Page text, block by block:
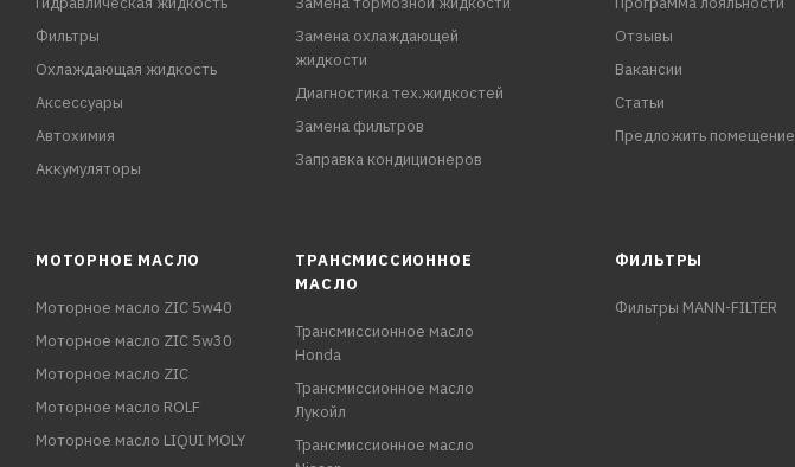
Фильтры
Охлаждающая жидкость
Аксессуары
Автохимия
Аккумуляторы
Замена охлаждающей
жидкости
Диагностика тех.жидкостей
Замена фильтров
Заправка кондиционеров
Отзывы
Вакансии
Статьи
Предложить помещение
МОТОРНОЕ МАСЛО
Моторное масло ZIC 5w40
Моторное масло ZIC 5w30
Моторное масло ZIC
Моторное масло ROLF
Моторное масло LIQUI MOLY
ТРАНСМИССИОННОЕ
МАСЛО
Трансмиссионное масло
Honda
Трансмиссионное масло
Лукойл
Трансмиссионное масло
ФИЛЬТРЫ
Фильтры MANN-FILTER